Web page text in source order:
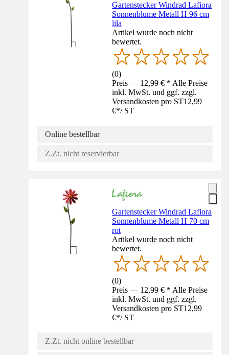
Gartenstecker Windrad Lafiora
Sonnenblume Metall H 96 cm
lila
Artikel wurde noch nicht
bewertet.
(0)
Preis — 12,99 € * Alle Preise
inkl. MwSt. und ggf. zzgl.
Versandkosten pro ST12,99
€*/ ST
Online bestellbar
Z.Zt. nicht reservierbar
Gartenstecker Windrad Lafiora
Sonnenblume Metall H 70 cm
rot
Artikel wurde noch nicht
bewertet.
(0)
Preis — 12,99 € * Alle Preise
inkl. MwSt. und ggf. zzgl.
Versandkosten pro ST12,99
€*/ ST
Z.Zt. nicht online bestellbar